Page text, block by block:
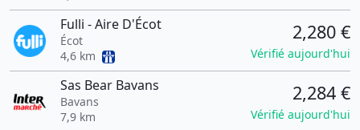
Fulli - Aire D'Écot
Écot
4,6 km
2,280 €
Vérifié aujourd'hui
Sas Bear Bavans
Bavans
7,9 km
2,284 €
Vérifié aujourd'hui